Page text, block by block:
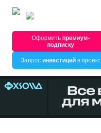
Оформитьпремиум-
подписку
Запрос инвестицийв проект